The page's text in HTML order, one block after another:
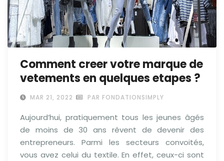
Comment creer votre marque de
vetements en quelques etapes ?
MAR 21, 2022 PAR FONDATIONSIMPLY
Aujourd’hui, pratiquement tous les jeunes âgés
de moins de 30 ans rêvent de devenir des
entrepreneurs. Parmi les secteurs convoités,
vous avez celui du textile. En effet, ceux-ci sont